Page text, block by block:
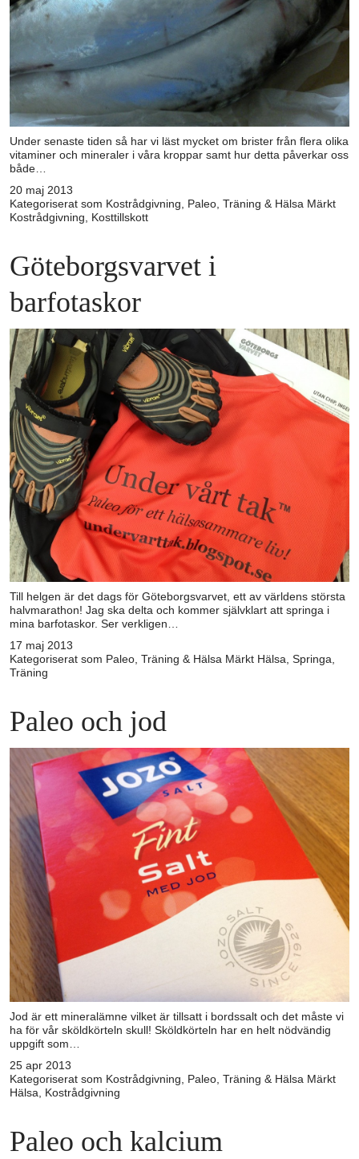
Under senaste tiden så har vi läst mycket om brister från flera olika
vitaminer och mineraler i våra kroppar samt hur detta påverkar oss
både…
20 maj 2013
Kategoriserat som Kostrådgivning Paleo Träning & Hälsa Märkt
Kostrådgivning
Kosttillskott
Göteborgsvarvet i
barfotaskor
Till helgen är det dags för Göteborgsvarvet, ett av världens största
halvmarathon! Jag ska delta och kommer självklart att springa i
mina barfotaskor. Ser verkligen…
17 maj 2013
Kategoriserat som Paleo, Träning & Hälsa Märkt Hälsa, Springa,
Träning
Paleo och jod
Jod är ett mineralämne vilket är tillsatt i bordssalt och det måste vi
ha för vår sköldkörteln skull! Sköldkörteln har en helt nödvändig
uppgift som…
25 apr 2013
Kategoriserat som Kostrådgivning Paleo Träning & Hälsa Märkt
Hälsa
Kostrådgivning
Paleo och kalcium